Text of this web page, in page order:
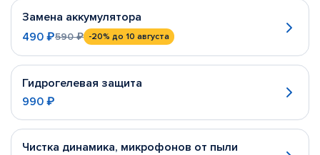
Замена аккумулятора
490 ₽590 ₽ -20% до 10 августа
Гидрогелевая защита
990 ₽
Чистка динамика, микрофонов от пыли